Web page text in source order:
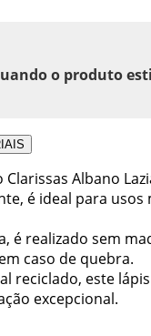
o produto
Albano
é ideal para
é realizado sem
caso de quebra.
reciclado, este
excepcional.